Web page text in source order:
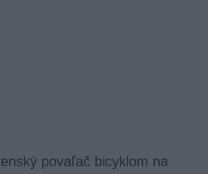
povaľač bicyklom na